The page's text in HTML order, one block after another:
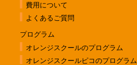
費用について
よくあるご質問
プログラム
オレンジスクールのプログラム
オレンジスクールピコのプログラム